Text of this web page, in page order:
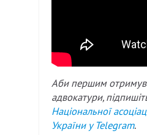
Аби першим
адвокатури,
Національної
України у Telegram.